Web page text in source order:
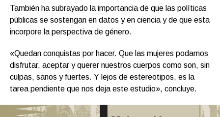
También ha subrayado la importancia de que las políticas
públicas se sostengan en datos y en ciencia y de que esta
incorpore la perspectiva de género.
«Quedan conquistas por hacer. Que las mujeres podamos
disfrutar, aceptar y querer nuestros cuerpos como son, sin
culpas, sanos y fuertes. Y lejos de estereotipos, es la
tarea pendiente que nos deja este estudio», concluye.